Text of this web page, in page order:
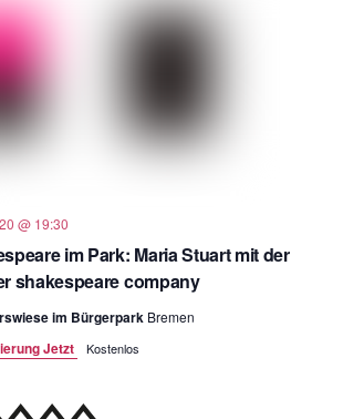
im Park: Maria Stuart mit der
shakespeare company
@ 19:30
im Bürgerpark Bremen
Jetzt Kostenlos